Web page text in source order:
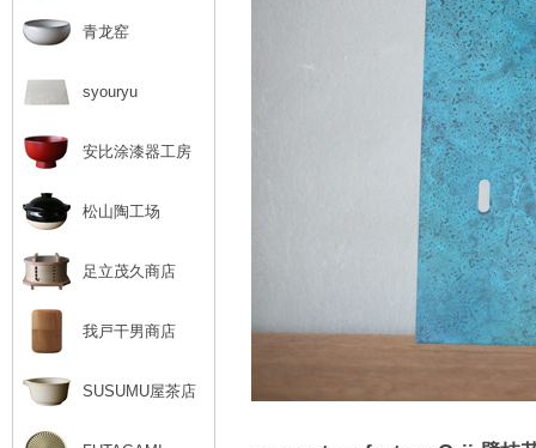
青龙窑
syouryu
安比涂漆器工房
松山陶工场
足立茂久商店
我戸干男商店
SUSUMU屋茶店